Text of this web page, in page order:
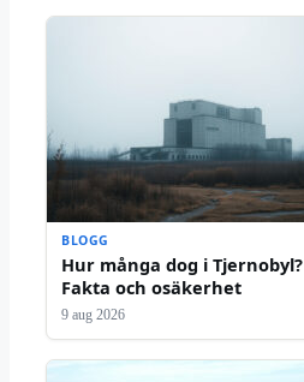
BLOGG
Hur många dog i Tjernobyl?
Fakta och osäkerhet
9 aug 2026